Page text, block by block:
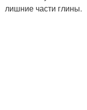
лишние части глины.